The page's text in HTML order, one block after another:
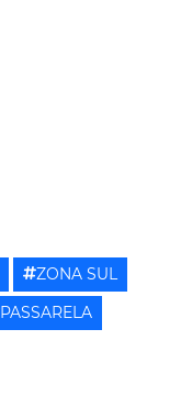
ZONA SUL
PASSARELA